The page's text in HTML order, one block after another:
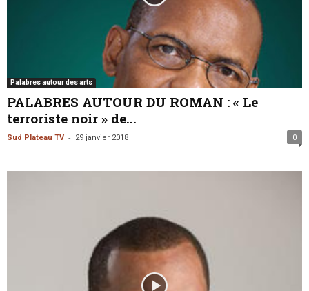
Palabres autour des arts
PALABRES AUTOUR DU ROMAN : « Le
terroriste noir » de...
Sud Plateau TV - 29 janvier 2018 0